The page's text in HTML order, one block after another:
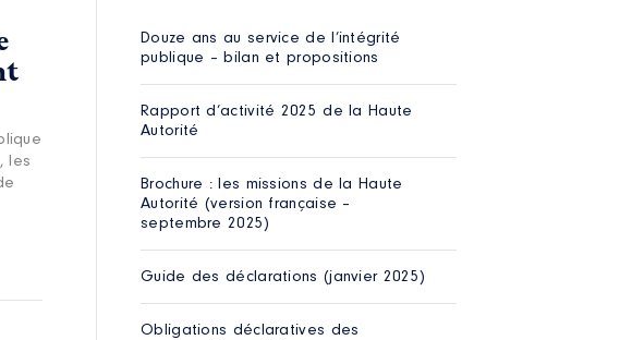
les
Douze ans au service de l’intégrité
publique – bilan et propositions
Rapport d’activité 2025 de la Haute
Autorité
Brochure : les missions de la Haute
Autorité (version française –
septembre 2025)
Guide des déclarations (janvier 2025)
Obligations déclaratives des